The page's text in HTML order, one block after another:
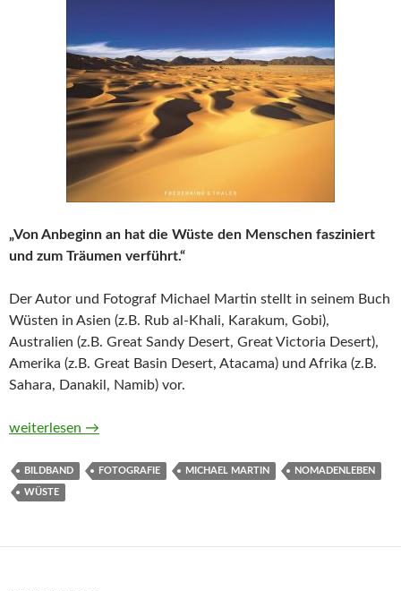
„Von Anbeginn an hat die Wüste den Menschen fasziniert
und zum Träumen verführt.“
Der Autor und Fotograf Michael Martin stellt in seinem Buch
Wüsten in Asien (z.B. Rub al-Khali, Karakum, Gobi),
Australien (z.B. Great Sandy Desert, Great Victoria Desert),
Amerika (z.B. Great Basin Desert, Atacama) und Afrika (z.B.
Sahara, Danakil, Namib) vor.
Die Wüsten der Erde von Michael Martin
weiterlesen →
BILDBAND FOTOGRAFIE MICHAEL MARTIN NOMADENLEBEN
WÜSTE